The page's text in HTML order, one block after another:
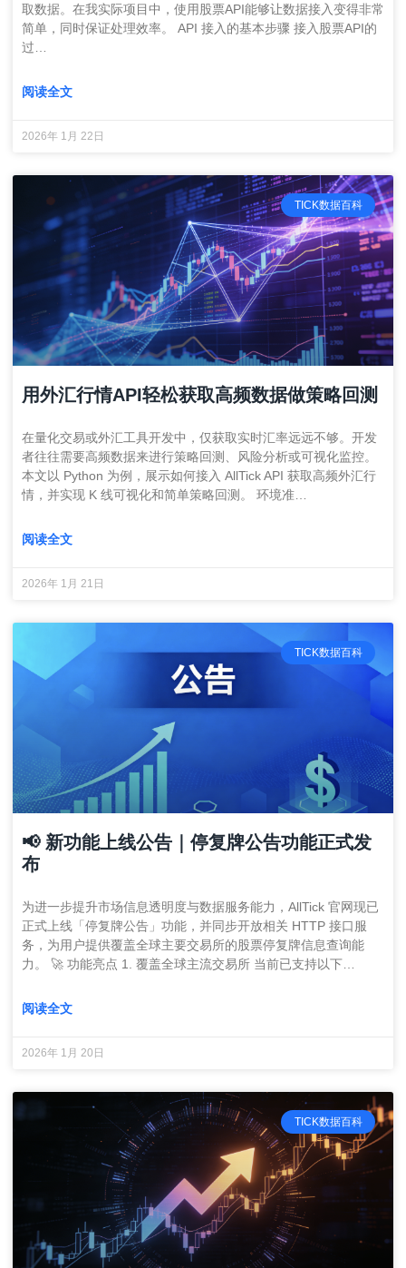
取数据。在我实际项目中，使用股票API能够让数据接入变得非常
简单，同时保证处理效率。 API 接入的基本步骤 接入股票API的
过…
阅读全文
2026年 1月 22日
TICK数据百科
用外汇行情API轻松获取高频数据做策略回测
在量化交易或外汇工具开发中，仅获取实时汇率远远不够。开发
者往往需要高频数据来进行策略回测、风险分析或可视化监控。
本文以 Python 为例，展示如何接入 AllTick API 获取高频外汇行
情，并实现 K 线可视化和简单策略回测。 环境准…
阅读全文
2026年 1月 21日
TICK数据百科
📢 新功能上线公告｜停复牌公告功能正式发
布
为进一步提升市场信息透明度与数据服务能力，AllTick 官网现已
正式上线「停复牌公告」功能，并同步开放相关 HTTP 接口服
务，为用户提供覆盖全球主要交易所的股票停复牌信息查询能
力。 🚀 功能亮点 1. 覆盖全球主流交易所 当前已支持以下…
阅读全文
2026年 1月 20日
TICK数据百科